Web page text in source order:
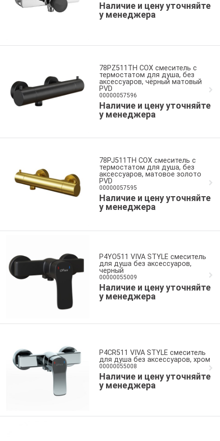
Наличие и цену уточняйте
у менеджера
78PZ511TH COX смеситель с
термостатом для душа, без
аксессуаров, чёрный матовый
PVD
00000057596
Наличие и цену уточняйте
у менеджера
78PJ511TH COX смеситель с
термостатом для душа, без
аксессуаров, матовое золото
PVD
00000057595
Наличие и цену уточняйте
у менеджера
P4YO511 VIVA STYLE смеситель
для душа без аксессуаров,
черный
00000055009
Наличие и цену уточняйте
у менеджера
P4CR511 VIVA STYLE смеситель
для душа без аксессуаров, хром
00000055008
Наличие и цену уточняйте
у менеджера